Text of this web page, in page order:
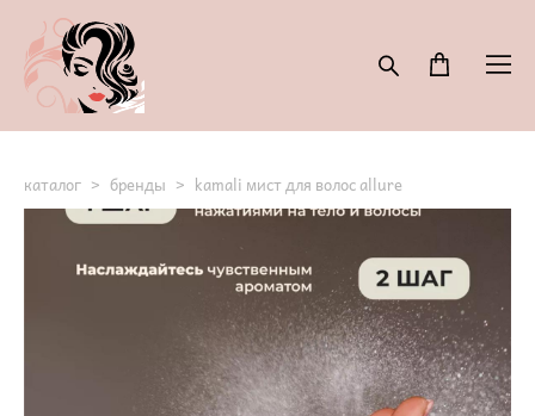
каталог > бренды > kamali мист для волос allure